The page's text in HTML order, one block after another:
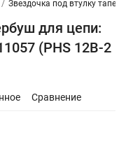
/ Звездочка под втулку
для цепи:
(PHS 12B-2
Сравнение